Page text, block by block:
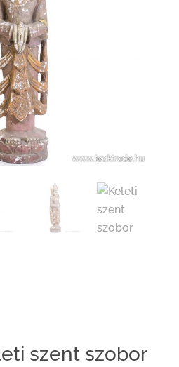
szent szobor